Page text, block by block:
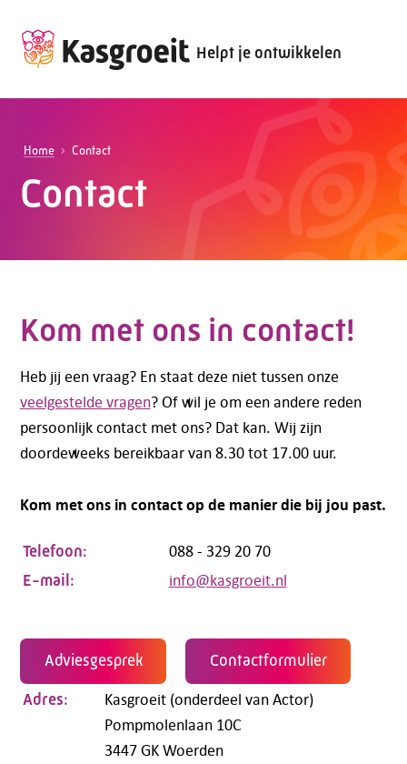
Helpt je ontwikkelen
Home Contact
Contact
Kom met ons in contact!
Heb jij een vraag? En staat deze niet tussen onze
veelgestelde vragen? Of wil je om een andere reden
persoonlijk contact met ons? Dat kan. Wij zijn
doordeweeks bereikbaar van 8.30 tot 17.00 uur.
Kom met ons in contact op de manier die bij jou past.
Telefoon: 088 - 329 20 70
E-mail: info@kasgroeit.nl
Adviesgesprek Contactformulier
Adres:
Kasgroeit (onderdeel van Actor)
Pompmolenlaan 10C
3447 GK Woerden